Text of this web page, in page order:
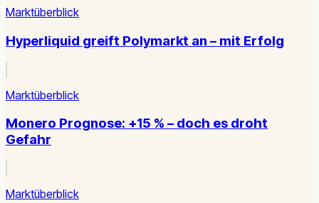
Marktüberblick
Hyperliquid greift Polymarkt an – mit Erfolg
Marktüberblick
Monero Prognose: +15 % – doch es droht
Gefahr
Marktüberblick